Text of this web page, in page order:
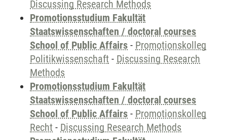
Discussing Research Methods
Promotionsstudium Fakultät
Staatswissenschaften / doctoral courses
School of Public Affairs - Promotionskolleg
Politikwissenschaft - Discussing Research
Methods
Promotionsstudium Fakultät
Staatswissenschaften / doctoral courses
School of Public Affairs - Promotionskolleg
Recht - Discussing Research Methods